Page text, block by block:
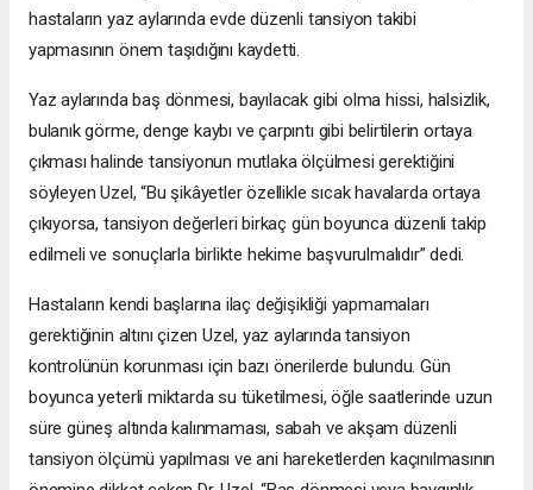
hastaların yaz aylarında evde düzenli tansiyon takibi
yapmasının önem taşıdığını kaydetti.
Yaz aylarında baş dönmesi, bayılacak gibi olma hissi, halsizlik,
bulanık görme, denge kaybı ve çarpıntı gibi belirtilerin ortaya
çıkması halinde tansiyonun mutlaka ölçülmesi gerektiğini
söyleyen Uzel, “Bu şikâyetler özellikle sıcak havalarda ortaya
çıkıyorsa, tansiyon değerleri birkaç gün boyunca düzenli takip
edilmeli ve sonuçlarla birlikte hekime başvurulmalıdır” dedi.
Hastaların kendi başlarına ilaç değişikliği yapmamaları
gerektiğinin altını çizen Uzel, yaz aylarında tansiyon
kontrolünün korunması için bazı önerilerde bulundu. Gün
boyunca yeterli miktarda su tüketilmesi, öğle saatlerinde uzun
süre güneş altında kalınmaması, sabah ve akşam düzenli
tansiyon ölçümü yapılması ve ani hareketlerden kaçınılmasının